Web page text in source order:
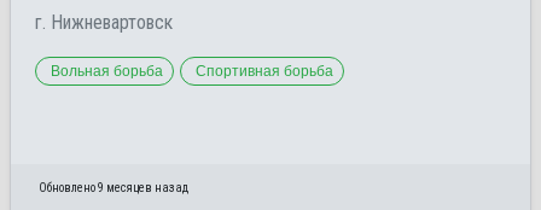
г. Нижневартовск
Вольная борьба Спортивная борьба
Обновлено 9 месяцев назад